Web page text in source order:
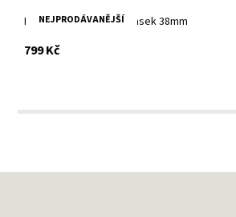
NEJPRODÁVANĚJŠÍ
Dámský kožený bilý opasek 38mm
799 Kčs DPH